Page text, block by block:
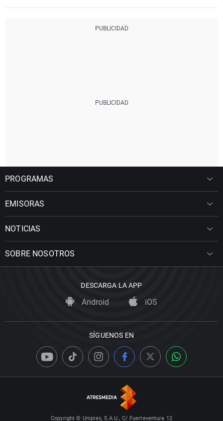
PROGRAMAS
EMISORAS
NOTICIAS
SOBRE NOSOTROS
DESCARGA LA APP
Android iOS
SÍGUENOS EN
Copyright © Uniprex, S.A.U., C/ Fuerteventura 12